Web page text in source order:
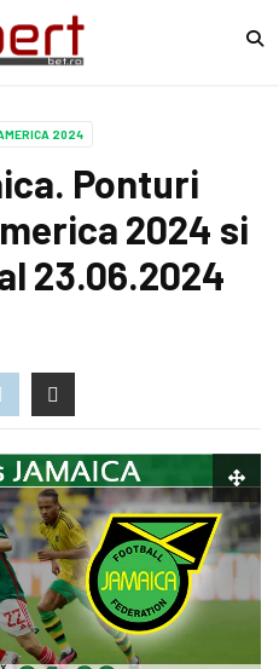
2024
Ponturi
2024 si
23.06.2024